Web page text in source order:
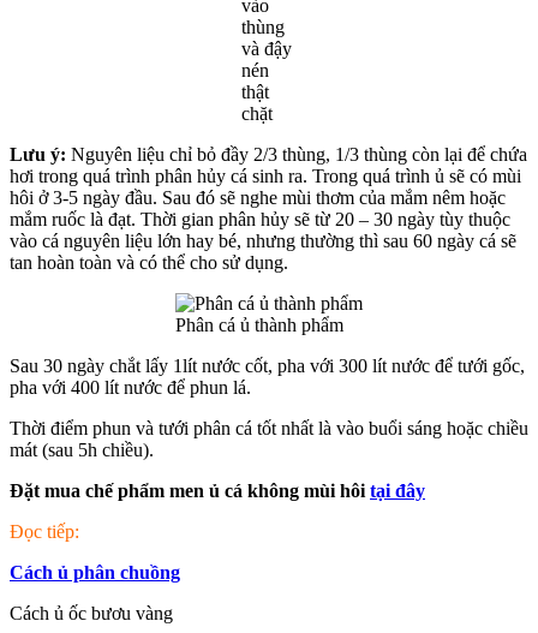
vào
thùng
và đậy
nén
thật
chặt
Lưu ý: Nguyên liệu chỉ bỏ đầy 2/3 thùng, 1/3 thùng còn lại để chứa
hơi trong quá trình phân hủy cá sinh ra. Trong quá trình ủ sẽ có mùi
hôi ở 3-5 ngày đầu. Sau đó sẽ nghe mùi thơm của mắm nêm hoặc
mắm ruốc là đạt. Thời gian phân hủy sẽ từ 20 – 30 ngày tùy thuộc
vào cá nguyên liệu lớn hay bé, nhưng thường thì sau 60 ngày cá sẽ
tan hoàn toàn và có thể cho sử dụng.
Phân cá ủ thành phẩm
Sau 30 ngày chắt lấy 1lít nước cốt, pha với 300 lít nước để tưới gốc,
pha với 400 lít nước để phun lá.
Thời điểm phun và tưới phân cá tốt nhất là vào buổi sáng hoặc chiều
mát (sau 5h chiều).
Đặt mua chế phẩm men ủ cá không mùi hôi tại đây
Đọc tiếp:
Cách ủ phân chuồng
Cách ủ ốc bươu vàng